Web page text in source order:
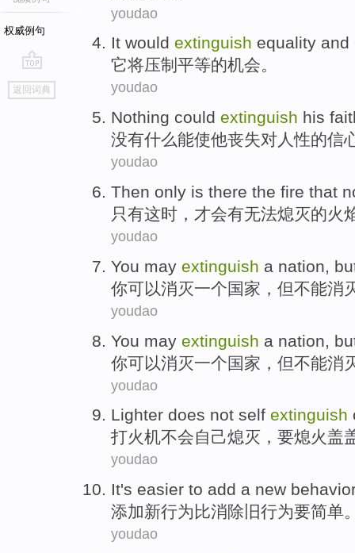
权威例句
go
top
返回词典
youdao
It would extinguish equality and
它将压制 平等的机会。
youdao
Nothing could extinguish his
没有什么能使他丧失对人性的信
youdao
Then only is there the fire that
只有这时 ，才会有无法熄灭的火
youdao
You may extinguish a nation,
你可以消灭一个国家 ， 但不能消
youdao
You may extinguish a nation
你可以消灭一个国家 ， 但不能消
youdao
Lighter does not self extinguish
打火机不会自己熄灭 ，要熄火盖
youdao
It's easier to add a new
添加新行为 比消除 旧行为要简单
youdao